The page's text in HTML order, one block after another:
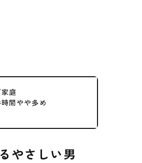
庭
間やや多め
やさしい男